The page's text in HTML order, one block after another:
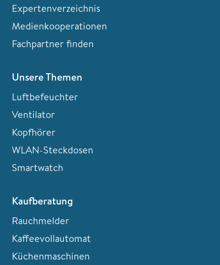
Expertenverzeichnis
Medienkooperationen
Fachpartner finden
Unsere Themen
Luftbefeuchter
Ventilator
Kopfhörer
WLAN-Steckdosen
Smartwatch
Kaufberatung
Rauchmelder
Kaffeevollautomat
Küchenmaschinen